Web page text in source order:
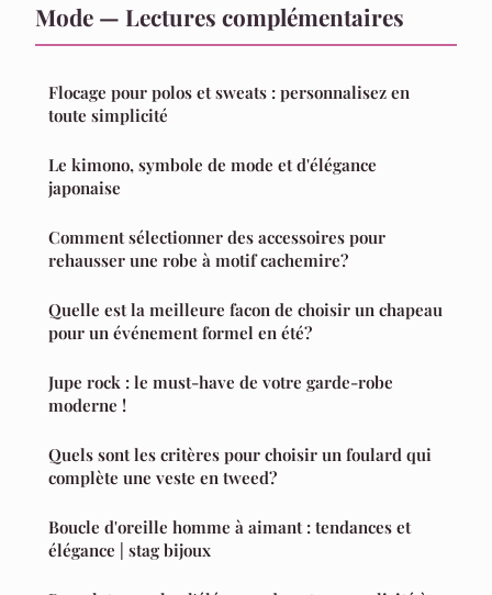
Mode — Lectures complémentaires
Flocage pour polos et sweats : personnalisez en
toute simplicité
Le kimono, symbole de mode et d'élégance
japonaise
Comment sélectionner des accessoires pour
rehausser une robe à motif cachemire?
Quelle est la meilleure facon de choisir un chapeau
pour un événement formel en été?
Jupe rock : le must-have de votre garde-robe
moderne !
Quels sont les critères pour choisir un foulard qui
complète une veste en tweed?
Boucle d'oreille homme à aimant : tendances et
élégance | stag bijoux